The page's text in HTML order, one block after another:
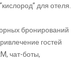
для отеля.
бронирований
гостей
чат-боты,